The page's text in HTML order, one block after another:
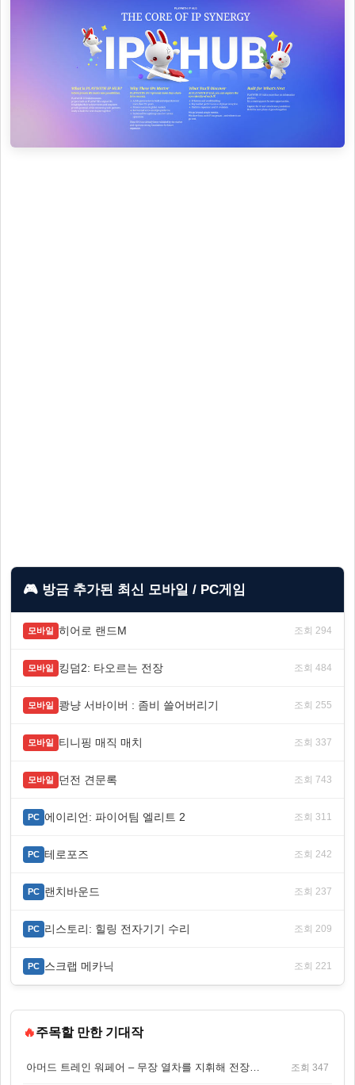
🎮 방금 추가된 최신 모바일 / PC게임
모바일 히어로 랜드M 조회 294
모바일 킹덤2: 타오르는 전장 조회 484
모바일 쾅냥 서바이버 : 좀비 쓸어버리기 조회 255
모바일 티니핑 매직 매치 조회 337
모바일 던전 견문록 조회 743
PC 에이리언: 파이어팀 엘리트 2 조회 311
PC 테로포즈 조회 242
PC 랜치바운드 조회 237
PC 리스토리: 힐링 전자기기 수리 조회 209
PC 스크랩 메카닉 조회 221
🔥주목할 만한 기대작
아머드 트레인 워페어 – 무장 열차를 지휘해 전장을 돌파하는 생존 전투 게임 조회 347